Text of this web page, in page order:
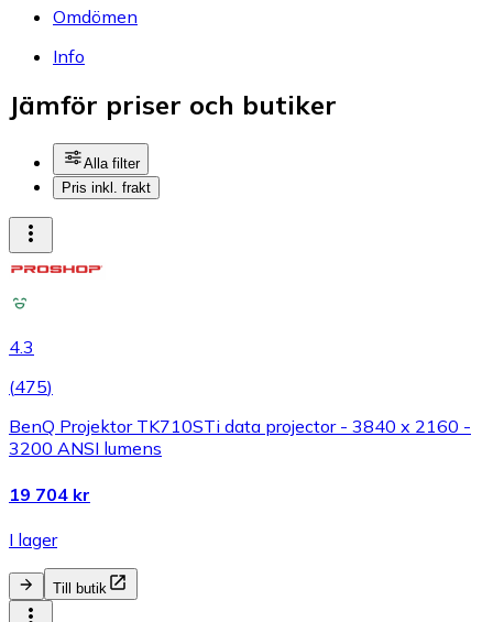
Omdömen
Info
Jämför priser och butiker
Alla filter
Pris inkl. frakt
4.3
(475)
BenQ Projektor TK710STi data projector - 3840 x 2160 -
3200 ANSI lumens
19 704 kr
I lager
Till butik